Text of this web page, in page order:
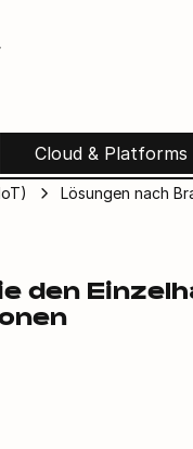
Cloud & Platforms
Lösungen nach
den